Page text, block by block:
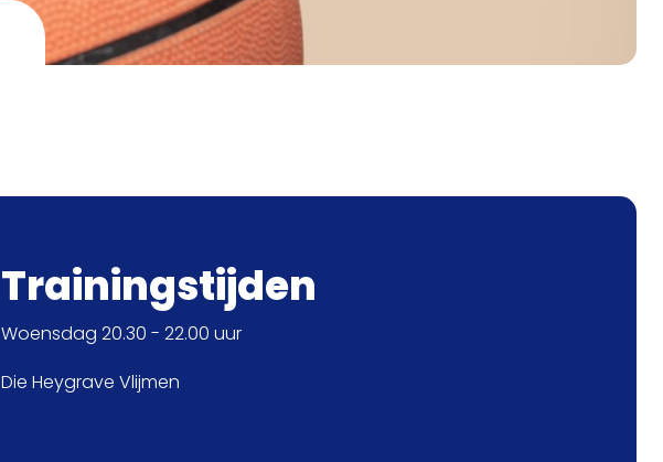
Trainingstijden
Woensdag 20.30 - 22.00 uur
Die Heygrave Vlijmen